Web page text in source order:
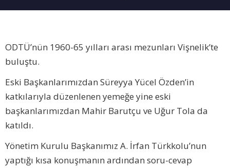
ODTÜ’nün 1960-65 yılları arası mezunları Vişnelik’te
buluştu.
Eski Başkanlarımızdan Süreyya Yücel Özden’in
katkılarıyla düzenlenen yemeğe yine eski
başkanlarımızdan Mahir Barutçu ve Uğur Tola da
katıldı.
Yönetim Kurulu Başkanımız A. İrfan Türkkolu’nun
yaptığı kısa konuşmanın ardından soru-cevap